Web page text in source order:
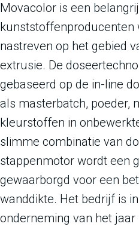
Movacolor is een
kunststoffenproducenten
nastreven op het gebied
extrusie. De
gebaseerd op de in-line
als masterbatch, poeder,
kleurstoffen in
slimme combinatie van
stappenmotor wordt een
gewaarborgd voor een
wanddikte. Het bedrijf is
onderneming van het jaar